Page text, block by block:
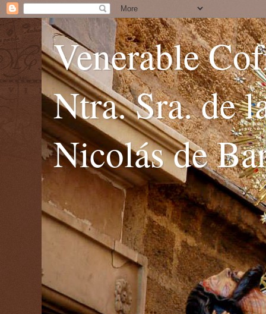
Venerable
Ntra. Sra. de
Nicolás de